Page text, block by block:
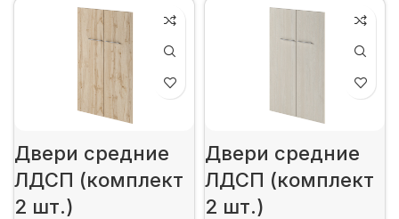
Двери средние
ЛДСП (комплект
2 шт.)
Двери средние
ЛДСП (комплект
2 шт.)